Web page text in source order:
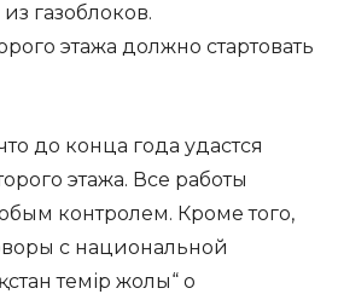
газоблоков.
этажа должно стартовать
до конца года удастся
этажа. Все работы
контролем. Кроме того,
с национальной
темір жолы“ о